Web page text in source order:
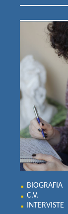
BIOGRAFIA
C.V.
INTERVISTE